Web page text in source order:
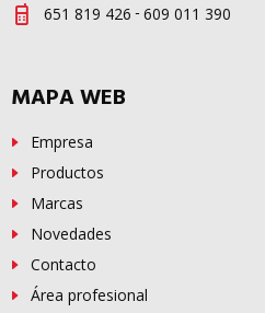
651 819 426 - 609 011 390
MAPA WEB
Empresa
Productos
Marcas
Novedades
Contacto
Área profesional